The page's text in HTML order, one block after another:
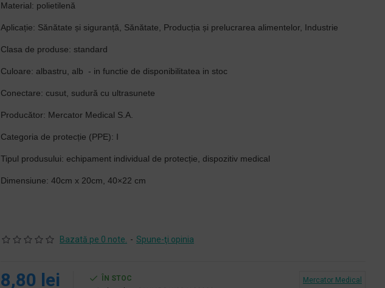
Material: polietilenă
Aplicație: Sănătate și siguranță, Sănătate, Producția și prelucrarea alimentelor, Industrie
Clasa de produse: standard
Culoare: albastru, alb - in functie de disponibilitatea in stoc
Conectare: cusut, sudură cu ultrasunete
Producător: Mercator Medical S.A.
Categoria de protecție (PPE): I
Tipul produsului: echipament individual de protecție, dispozitiv medical
Dimensiune: 40cm x 20cm, 40×22 cm
Bazată pe 0 note. - Spune-ţi opinia
8,80 lei
ÎN STOC
Mercator Medical